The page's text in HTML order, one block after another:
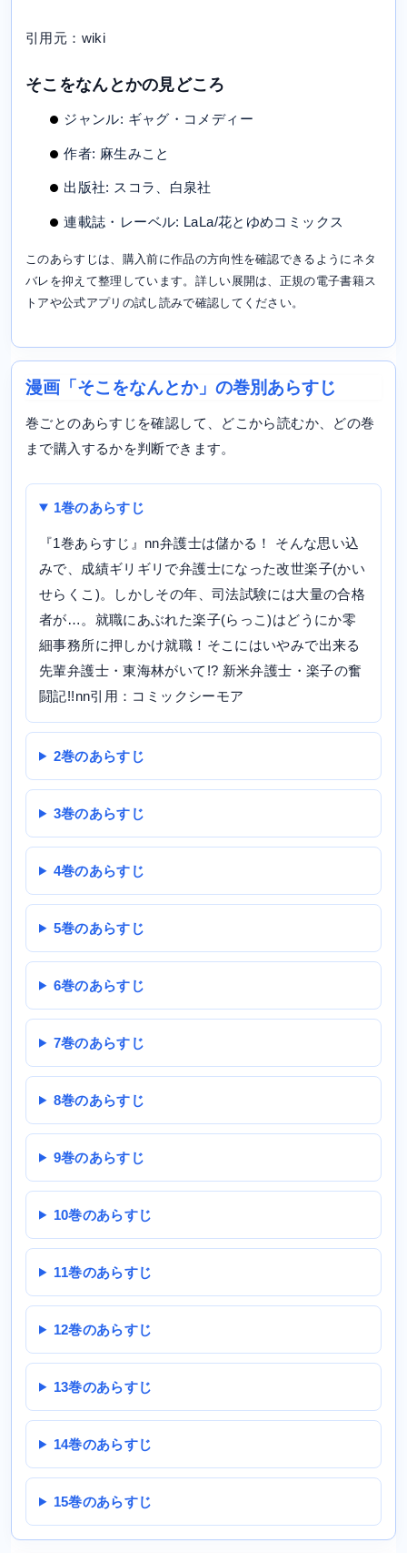
引用元：wiki
そこをなんとかの見どころ
ジャンル: ギャグ・コメディー
作者: 麻生みこと
出版社: スコラ、白泉社
連載誌・レーベル: LaLa/花とゆめコミックス
このあらすじは、購入前に作品の方向性を確認できるようにネタ
バレを抑えて整理しています。詳しい展開は、正規の電子書籍ス
トアや公式アプリの試し読みで確認してください。
漫画「そこをなんとか」の巻別あらすじ
巻ごとのあらすじを確認して、どこから読むか、どの巻
まで購入するかを判断できます。
1巻のあらすじ
『1巻あらすじ』nn弁護士は儲かる！ そんな思い込
みで、成績ギリギリで弁護士になった改世楽子(かい
せらくこ)。しかしその年、司法試験には大量の合格
者が…。就職にあぶれた楽子(らっこ)はどうにか零
細事務所に押しかけ就職！そこにはいやみで出来る
先輩弁護士・東海林がいて!? 新米弁護士・楽子の奮
闘記!!nn引用：コミックシーモア
2巻のあらすじ
3巻のあらすじ
4巻のあらすじ
5巻のあらすじ
6巻のあらすじ
7巻のあらすじ
8巻のあらすじ
9巻のあらすじ
10巻のあらすじ
11巻のあらすじ
12巻のあらすじ
13巻のあらすじ
14巻のあらすじ
15巻のあらすじ